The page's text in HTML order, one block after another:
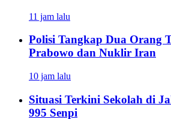
11 jam lalu
Polisi Tangkap Dua Orang
Prabowo dan Nuklir Iran
10 jam lalu
Situasi Terkini Sekolah di
995 Senpi